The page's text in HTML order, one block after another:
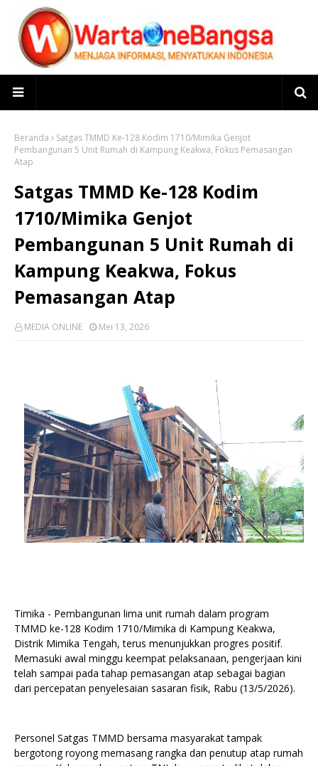
Beranda
Satgas TMMD Ke-128 Kodim 1710/Mimika Genjot
Pembangunan 5 Unit Rumah di Kampung Keakwa, Fokus Pemasangan
Atap
Satgas TMMD Ke-128 Kodim
1710/Mimika Genjot
Pembangunan 5 Unit Rumah di
Kampung Keakwa, Fokus
Pemasangan Atap
MEDIA ONLINE Mei 13, 2026
Timika - Pembangunan lima unit rumah dalam program
TMMD ke-128 Kodim 1710/Mimika di Kampung Keakwa,
Distrik Mimika Tengah, terus menunjukkan progres positif.
Memasuki awal minggu keempat pelaksanaan, pengerjaan kini
telah sampai pada tahap pemasangan atap sebagai bagian
dari percepatan penyelesaian sasaran fisik, Rabu (13/5/2026).
Personel Satgas TMMD bersama masyarakat tampak
bergotong royong memasang rangka dan penutup atap rumah